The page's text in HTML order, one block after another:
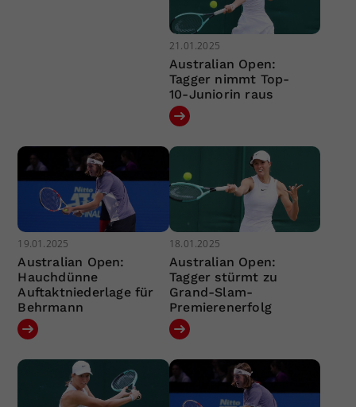
21.01.2025
Australian Open:
Tagger nimmt Top-
10-Juniorin raus
19.01.2025
Australian Open:
Hauchdünne
Auftaktniederlage für
Behrmann
18.01.2025
Australian Open:
Tagger stürmt zu
Grand-Slam-
Premierenerfolg